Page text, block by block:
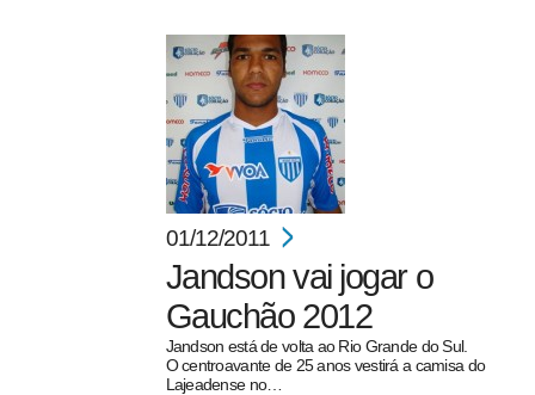
01/12/2011
Jandson vai jogar o
Gauchão 2012
Jandson está de volta ao Rio Grande do Sul.
O centroavante de 25 anos vestirá a camisa do
Lajeadense no…